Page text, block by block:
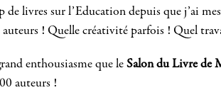
livres sur l’Education depuis que j’ai
! Quelle créativité parfois ! Quel
enthousiasme que le Salon du Livre de
auteurs !